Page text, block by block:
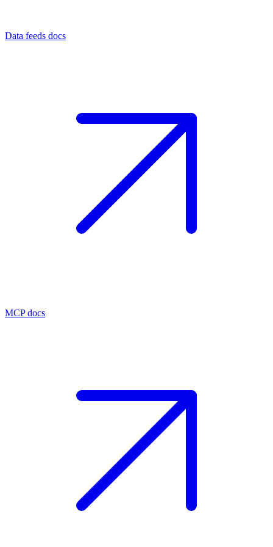
Data feeds docs
MCP docs